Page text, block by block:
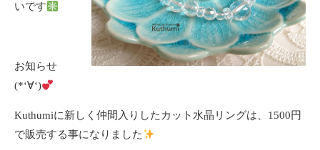
いです
お知らせ
(*‘∀‘)
Kuthumiに新しく仲間入りしたカット水晶リングは、1500円
で販売する事になりました